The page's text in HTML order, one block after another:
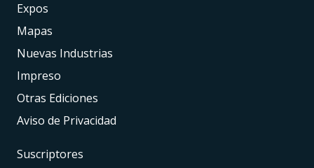
Expos
Mapas
Nuevas Industrias
Impreso
Otras Ediciones
Aviso de Privacidad
Suscriptores